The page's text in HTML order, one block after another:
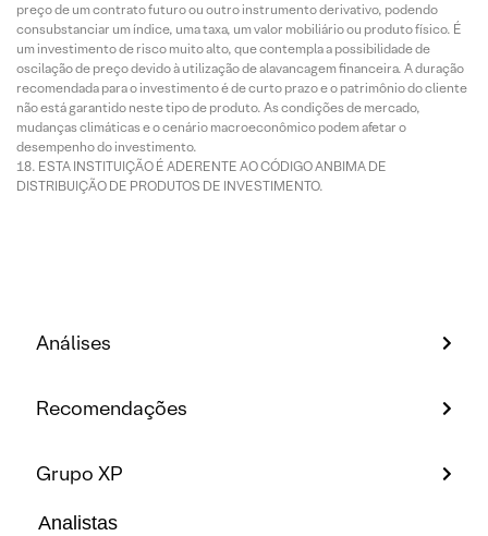
preço de um contrato futuro ou outro instrumento derivativo, podendo
consubstanciar um índice, uma taxa, um valor mobiliário ou produto físico. É
um investimento de risco muito alto, que contempla a possibilidade de
oscilação de preço devido à utilização de alavancagem financeira. A duração
recomendada para o investimento é de curto prazo e o patrimônio do cliente
não está garantido neste tipo de produto. As condições de mercado,
mudanças climáticas e o cenário macroeconômico podem afetar o
desempenho do investimento.
ESTA INSTITUIÇÃO É ADERENTE AO CÓDIGO ANBIMA DE
DISTRIBUIÇÃO DE PRODUTOS DE INVESTIMENTO.
Análises
Recomendações
Grupo XP
Analistas